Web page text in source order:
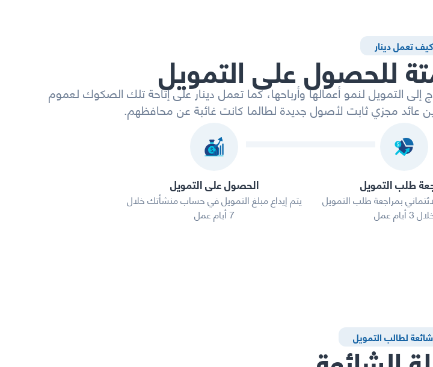
كیف تعمل دینارللحصول على التمويل
التمويل لنمو أعمالها وأرباحها، كما تعمل دينار على إتاحة تلك الصكوك لعموم
عائد مجزي ثابت لأصول جديدة لطالما كانت غائبة عن محافظهم.
طلب التمويل
بمراجعة طلب التمويل
3 أيام عمل
الحصول على التمويل
يتم إيداع مبلغ التمويل في حساب منشأتك خلال
7 أيام عمل
لطالب التمويل